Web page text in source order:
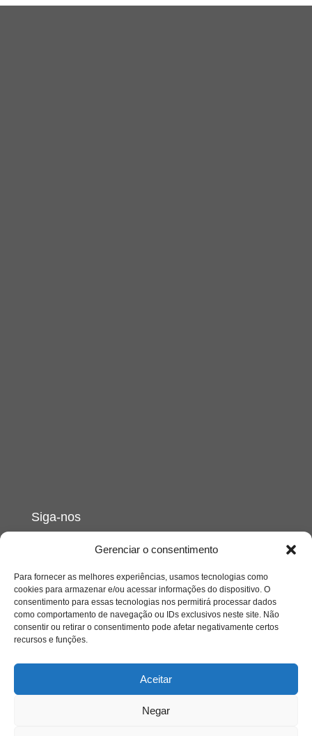
Gerenciar o consentimento
Para fornecer as melhores experiências, usamos tecnologias como
cookies para armazenar e/ou acessar informações do dispositivo. O
consentimento para essas tecnologias nos permitirá processar dados
como comportamento de navegação ou IDs exclusivos neste site. Não
consentir ou retirar o consentimento pode afetar negativamente certos
recursos e funções.
Aceitar
Negar
Siga-nos